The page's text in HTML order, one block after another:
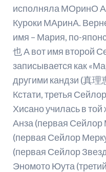
исполняла МОринО
Куроки МАринА.
имя – Мария, по-
也 А вот имя второй
записывается как
другими кандзи (真理
Кстати, третья
Хисано училась в
Анза (первая
(первая Сейлор
(первая Сейлор
Эномото Юута